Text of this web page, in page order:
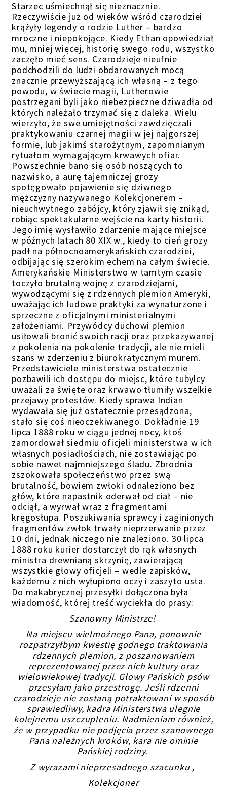
Starzec uśmiechnął się nieznacznie.
Rzeczywiście już od wieków wśród czarodziei
krążyły legendy o rodzie Luther – bardzo
mroczne i niepokojące. Kiedy Ethan opowiedział
mu, mniej więcej, historię swego rodu, wszystko
zaczęło mieć sens. Czarodzieje nieufnie
podchodzili do ludzi obdarowanych mocą
znacznie przewyższającą ich własną – z tego
powodu, w świecie magii, Lutherowie
postrzegani byli jako niebezpieczne dziwadła od
których należało trzymać się z daleka. Wielu
wierzyło, że swe umiejętności zawdzięczali
praktykowaniu czarnej magii w jej najgorszej
formie, lub jakimś starożytnym, zapomnianym
rytuałom wymagającym krwawych ofiar.
Powszechnie bano się osób noszących to
nazwisko, a aurę tajemniczej grozy
spotęgowało pojawienie się dziwnego
mężczyzny nazywanego Kolekcjonerem –
nieuchwytnego zabójcy, który zjawił się znikąd,
robiąc spektakularne wejście na karty historii.
Jego imię wysławiło zdarzenie mające miejsce
w późnych latach 80 XIX w., kiedy to cień grozy
padł na północnoamerykańskich czarodziei,
odbijając się szerokim echem na całym świecie.
Amerykańskie Ministerstwo w tamtym czasie
toczyło brutalną wojnę z czarodziejami,
wywodzącymi się z rdzennych plemion Ameryki,
uważając ich ludowe praktyki za wynaturzone i
sprzeczne z oficjalnymi ministerialnymi
założeniami. Przywódcy duchowi plemion
usiłowali bronić swoich racji oraz przekazywanej
z pokolenia na pokolenie tradycji, ale nie mieli
szans w zderzeniu z biurokratycznym murem.
Przedstawiciele ministerstwa ostatecznie
pozbawili ich dostępu do miejsc, które tubylcy
uważali za święte oraz krwawo tłumiły wszelkie
przejawy protestów. Kiedy sprawa Indian
wydawała się już ostatecznie przesądzona,
stało się coś nieoczekiwanego. Dokładnie 19
lipca 1888 roku w ciągu jednej nocy, ktoś
zamordował siedmiu oficjeli ministerstwa w ich
własnych posiadłościach, nie zostawiając po
sobie nawet najmniejszego śladu. Zbrodnia
zszokowała społeczeństwo przez swą
brutalność, bowiem zwłoki odnaleziono bez
głów, które napastnik oderwał od ciał – nie
odciął, a wyrwał wraz z fragmentami
kręgosłupa. Poszukiwania sprawcy i zaginionych
fragmentów zwłok trwały nieprzerwanie przez
10 dni, jednak niczego nie znaleziono. 30 lipca
1888 roku kurier dostarczył do rąk własnych
ministra drewnianą skrzynię, zawierającą
wszystkie głowy oficjeli – wedle zapisków,
każdemu z nich wyłupiono oczy i zaszyto usta.
Do makabrycznej przesyłki dołączona była
wiadomość, której treść wyciekła do prasy:
Szanowny Ministrze!
Na miejscu wielmożnego Pana, ponownie
rozpatrzyłbym kwestię godnego traktowania
rdzennych plemion, z poszanowaniem
reprezentowanej przez nich kultury oraz
wielowiekowej tradycji. Głowy Pańskich psów
przesyłam jako przestrogę. Jeśli rdzenni
czarodzieje nie zostaną potraktowani w sposób
sprawiedliwy, kadra Ministerstwa ulegnie
kolejnemu uszczupleniu. Nadmieniam również,
że w przypadku nie podjęcia przez szanownego
Pana należnych kroków, kara nie ominie
Pańskiej rodziny.
Z wyrazami nieprzesadnego szacunku ,
Kolekcjoner